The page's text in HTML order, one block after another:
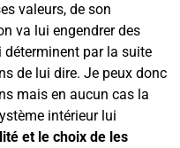
valeurs, de son
va lui engendrer des
déterminent par la suite
de lui dire. Je peux donc
mais en aucun cas la
intérieur lui
et le choix de les